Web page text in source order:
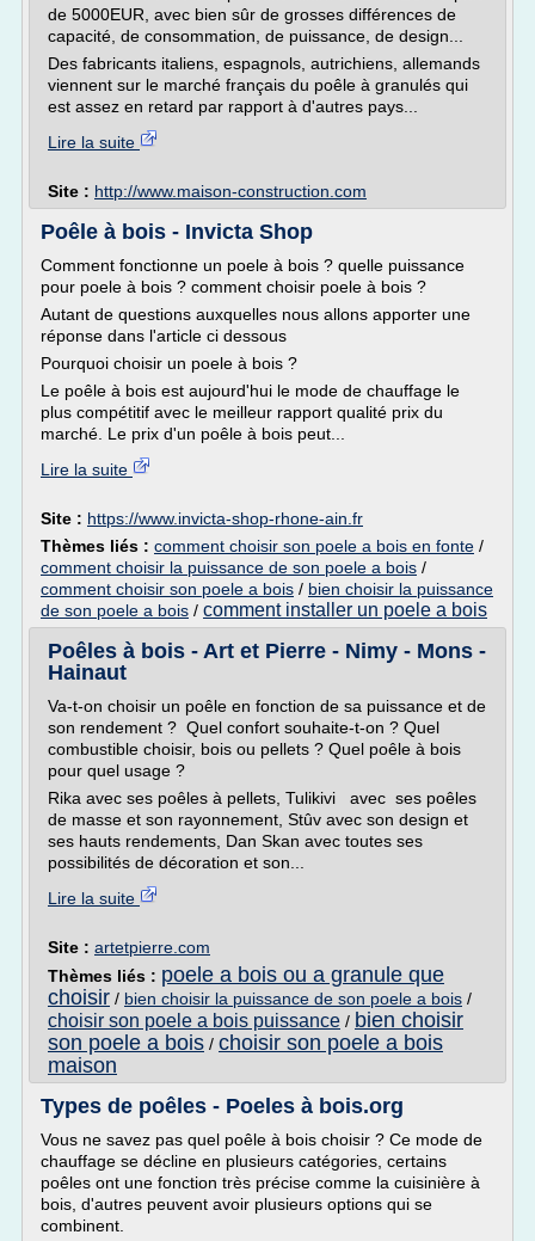
de 5000EUR, avec bien sûr de grosses différences de
capacité, de consommation, de puissance, de design...
Des fabricants italiens, espagnols, autrichiens, allemands
viennent sur le marché français du poêle à granulés qui
est assez en retard par rapport à d'autres pays...
Lire la suite
Site : http://www.maison-construction.com
Poêle à bois - Invicta Shop
Comment fonctionne un poele à bois ? quelle puissance
pour poele à bois ? comment choisir poele à bois ?
Autant de questions auxquelles nous allons apporter une
réponse dans l'article ci dessous
Pourquoi choisir un poele à bois ?
Le poêle à bois est aujourd'hui le mode de chauffage le
plus compétitif avec le meilleur rapport qualité prix du
marché. Le prix d'un poêle à bois peut...
Lire la suite
Site : https://www.invicta-shop-rhone-ain.fr
Thèmes liés : comment choisir son poele a bois en fonte /
comment choisir la puissance de son poele a bois /
comment choisir son poele a bois / bien choisir la puissance
de son poele a bois / comment installer un poele a bois
Poêles à bois - Art et Pierre - Nimy - Mons -
Hainaut
Va-t-on choisir un poêle en fonction de sa puissance et de
son rendement ? Quel confort souhaite-t-on ? Quel
combustible choisir, bois ou pellets ? Quel poêle à bois
pour quel usage ?
Rika avec ses poêles à pellets, Tulikivi avec ses poêles
de masse et son rayonnement, Stûv avec son design et
ses hauts rendements, Dan Skan avec toutes ses
possibilités de décoration et son...
Lire la suite
Site : artetpierre.com
Thèmes liés : poele a bois ou a granule que
choisir / bien choisir la puissance de son poele a bois /
choisir son poele a bois puissance / bien choisir
son poele a bois / choisir son poele a bois
maison
Types de poêles - Poeles à bois.org
Vous ne savez pas quel poêle à bois choisir ? Ce mode de
chauffage se décline en plusieurs catégories, certains
poêles ont une fonction très précise comme la cuisinière à
bois, d'autres peuvent avoir plusieurs options qui se
combinent.